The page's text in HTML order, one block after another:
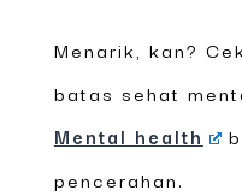
Menarik, kan?
batas sehat
Mental health
pencerahan.